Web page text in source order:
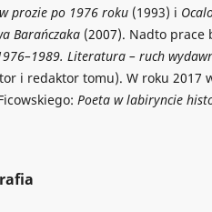
prozie po 1976 roku (1993) i
Barańczaka (2007). Nadto
Literatura – ruch
i redaktor tomu). W roku 2017
Poeta w labiryncie